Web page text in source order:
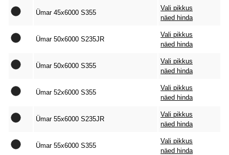
Ümar 45x6000 S355
Vali pikkus
näed hinda
Ümar 50x6000 S235JR
Vali pikkus
näed hinda
Ümar 50x6000 S355
Vali pikkus
näed hinda
Ümar 52x6000 S355
Vali pikkus
näed hinda
Ümar 55x6000 S235JR
Vali pikkus
näed hinda
Ümar 55x6000 S355
Vali pikkus
näed hinda